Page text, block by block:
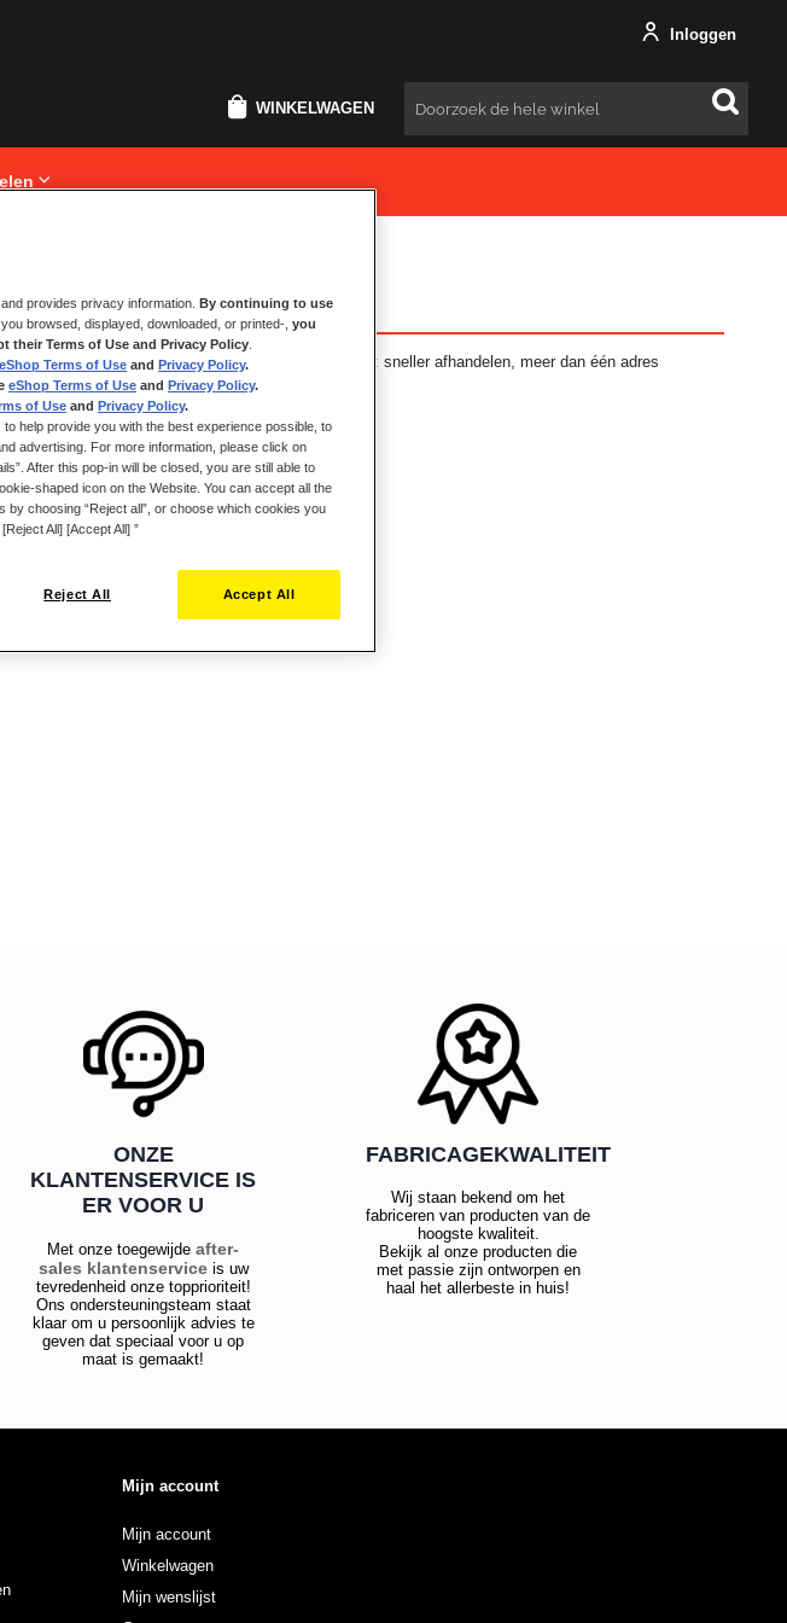
Inloggen
WINKELWAGEN Zoeken
NIEUWE KLANTEN
Het aanmaken van een account heeft vele voordelen: sneller afhandelen, meer dan één adres
registreren, volgen van bestellingen en meer.
ACCOUNT AANMAKEN
ONZE
KLANTENSERVICE IS
ER VOOR U
Met onze toegewijdeafter-
sales klantenserviceis uw
tevredenheid onze topprioriteit!
Ons ondersteuningsteam staat
klaar om u persoonlijk advies te
geven dat speciaal voor u op
maat is gemaakt!
FABRICAGEKWALITEIT
Wij staan bekend om het
fabriceren van producten van de
hoogste kwaliteit.
Bekijk al onze producten die
met passie zijn ontworpen en
haal het allerbeste in huis!
Mijn account
Mijn account
Winkelwagen
Mijn wenslijst
provides privacy information.
By continuing to use
browsed, displayed, downloaded, or printed-, you
their Terms of Use and Privacy Policy
eShop Terms of Use and Privacy Policy.
eShop Terms of Use and Privacy Policy.
of Use and Privacy Policy.
help provide you with the best experience possible, to
advertising. For more information, please click on
After this pop-in will be closed, you are still able to
shaped icon on the Website. You can accept all the
by choosing “Reject all”, or choose which cookies you
All] [Accept All] ”
Reject All Accept All